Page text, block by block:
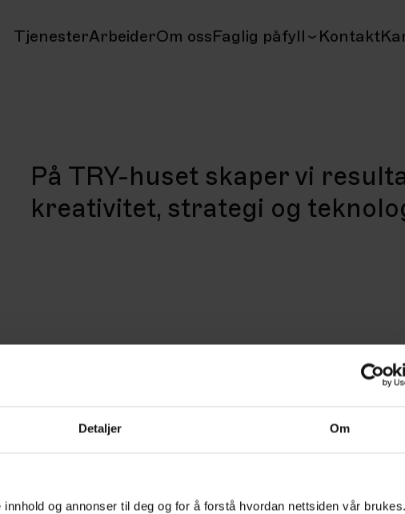
Detaljer Om
og annonser til deg og for å forstå hvordan nettsiden vår
TjenesterArbeiderOm ossFaglig påfyll Kontakt
På TRY-huset skaper vi
kreativitet, strategi og
HubSpot Reklame Design
Sosiale medier